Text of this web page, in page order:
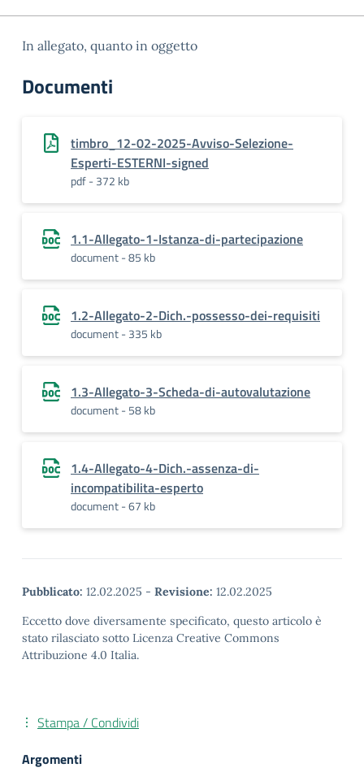
In allegato, quanto in oggetto
Documenti
timbro_12-02-2025-Avviso-Selezione-
Esperti-ESTERNI-signed
pdf - 372 kb
1.1-Allegato-1-Istanza-di-partecipazione
document - 85 kb
1.2-Allegato-2-Dich.-possesso-dei-requisiti
document - 335 kb
1.3-Allegato-3-Scheda-di-autovalutazione
document - 58 kb
1.4-Allegato-4-Dich.-assenza-di-
incompatibilita-esperto
document - 67 kb
Pubblicato: 12.02.2025 - Revisione: 12.02.2025
Eccetto dove diversamente specificato, questo articolo è
stato rilasciato sotto Licenza Creative Commons
Attribuzione 4.0 Italia.
Stampa / Condividi
Argomenti